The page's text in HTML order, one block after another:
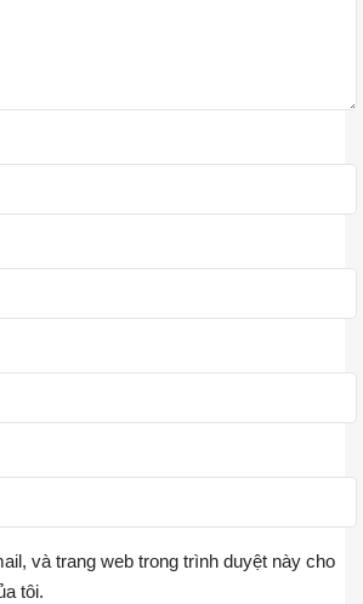
và trang web trong trình duyệt này cho
tôi.